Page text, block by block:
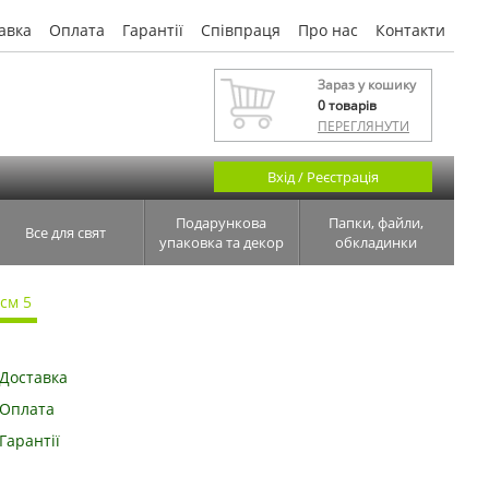
Оплата Гарантії Співпраця Про нас Контакти
Зараз у кошику
0товарів
ПЕРЕГЛЯНУТИ
Вхід / Реєстрація
Все для свят
Подарункова
упаковка та декор
Папки, файли,
обкладинки
5
Доставка
Оплата
Гарантії